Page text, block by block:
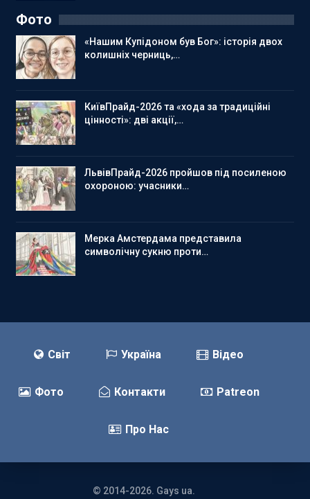
Фото
«Нашим Купідоном був Бог»: історія двох
колишніх черниць,…
КиївПрайд-2026 та «хода за традиційні
цінності»: дві акції,…
ЛьвівПрайд-2026 пройшов під посиленою
охороною: учасники…
Мерка Амстердама представила
символічну сукню проти…
Світ Україна Відео
Фото Контакти Patreon
Про Нас
© 2014-2026. Gays ua.